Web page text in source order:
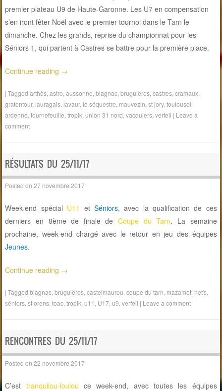
premier plateau U9 de Haute-Garonne. Les U7 en compensation
s’en iront fêter Noël avec le premier tournoi dans le Tarn le
dimanche. Chez les grands, reprise du championnat pour les
Séniors 1, qui partent à Castres se battre pour la première place.
Continue reading →
|Taggedarthès ,astro ,aussonne ,blagnac ,bruguières ,castres ,cramaux
gratentour, lauragais lavaur, le séquestre mauvezin ,st jory,toulousel
ardenne ,tournefeuille ,tropik ,union 31 nord ,vacquiers ,verfeil | Leave a
comment
RÉSULTATS DU 25/11/17
Posted on27 novembre 2017
Week-end spécial U11 et Séniors, avec la qualification de ces
derniers en 8ème de finale deCoupe du Tarn. La semaine
prochaine, week-end chargé avec le retour en jeu des équipes
Jeunes.
Continue reading →
|Taggedblagnac ,bruguières ,castelmaurou ,coupe du tarn mazamet net's
séniors ,st orens ,toac ,tropik ,u11 U17 ,u9 ,verfeil | Leave a comment
RENCONTRES DU 25/11/17
Posted on22 novembre 2017
C’est tranquilou-loulou ce week-end, avec toutes les équipes